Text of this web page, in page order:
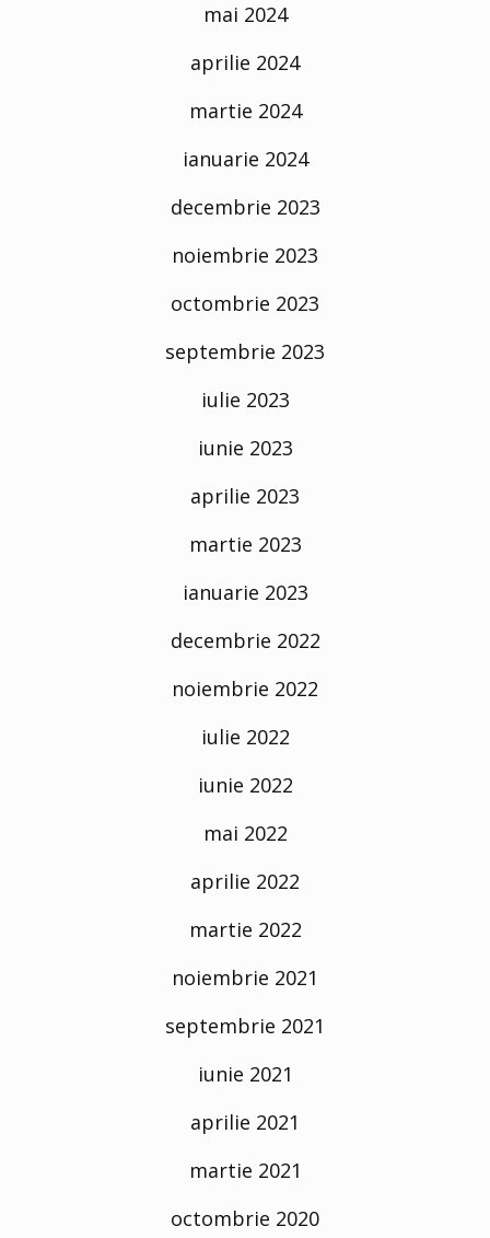
mai 2024
aprilie 2024
martie 2024
ianuarie 2024
decembrie 2023
noiembrie 2023
octombrie 2023
septembrie 2023
iulie 2023
iunie 2023
aprilie 2023
martie 2023
ianuarie 2023
decembrie 2022
noiembrie 2022
iulie 2022
iunie 2022
mai 2022
aprilie 2022
martie 2022
noiembrie 2021
septembrie 2021
iunie 2021
aprilie 2021
martie 2021
octombrie 2020